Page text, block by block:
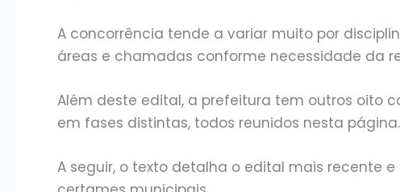
A concorrência tende a variar muito por
áreas e chamadas conforme necessidade da
Além deste edital, a prefeitura tem outros oito
em fases distintas, todos reunidos nesta página.
A seguir, o texto detalha o edital mais recente